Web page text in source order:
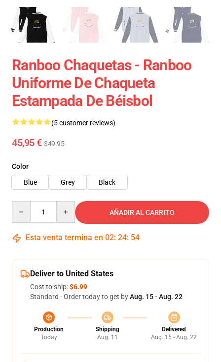
Ranboo Chaquetas - Ranboo
Uniforme De Chaqueta
Estampada De Béisbol
(5 customer reviews)
45,95 € $49.95
Color
Blue
Grey Black
AÑADIR AL CARRITO
Esta venta termina en 02: 24: 54
Deliver to United States
Cost to ship:$6.99
Standard - Order today to get byAug. 15 - Aug. 22
Production
Today
Shipping
Aug. 11
Delivered
Aug. 15 - Aug. 22